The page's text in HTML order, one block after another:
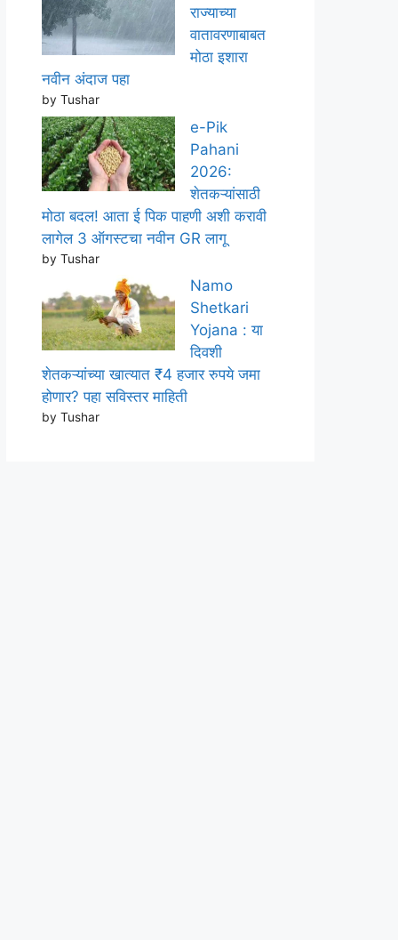
राज्याच्या
वातावरणाबाबत
मोठा इशारा
नवीन अंदाज पहा
by Tushar
e-Pik
Pahani
2026:
शेतकऱ्यांसाठी
मोठा बदल! आता ई पिक पाहणी अशी करावी
लागेल 3 ऑगस्टचा नवीन GR लागू
by Tushar
Namo
Shetkari
Yojana : या
दिवशी
शेतकऱ्यांच्या खात्यात ₹4 हजार रुपये जमा
होणार? पहा सविस्तर माहिती
by Tushar